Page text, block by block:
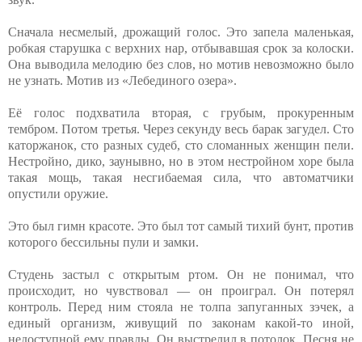
Сначала несмелый, дрожащий голос. Это запела маленькая,
робкая старушка с верхних нар, отбывавшая срок за колоски.
Она выводила мелодию без слов, но мотив невозможно было
не узнать. Мотив из «Лебединого озера».
Её голос подхватила вторая, с грубым, прокуренным
тембром. Потом третья. Через секунду весь барак загудел. Сто
каторжанок, сто разных судеб, сто сломанных женщин пели.
Нестройно, дико, заунывно, но в этом нестройном хоре была
такая мощь, такая несгибаемая сила, что автоматчики
опустили оружие.
Это был гимн красоте. Это был тот самый тихий бунт, против
которого бессильны пули и замки.
Студень застыл с открытым ртом. Он не понимал, что
происходит, но чувствовал — он проиграл. Он потерял
контроль. Перед ним стояла не толпа запуганных зэчек, а
единый организм, живущий по законам какой-то иной,
недоступной ему правды. Он выстрелил в потолок. Песня не